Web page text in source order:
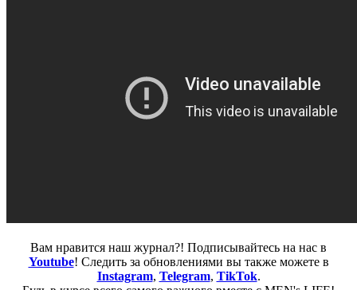
Вам нравится наш журнал?! Подписывайтесь на нас в
Youtube! Следить за обновлениями вы также можете в
Instagram, Telegram, TikTok.